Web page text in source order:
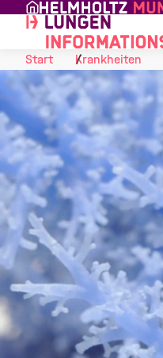
Skip to Content
Start
Krankheiten